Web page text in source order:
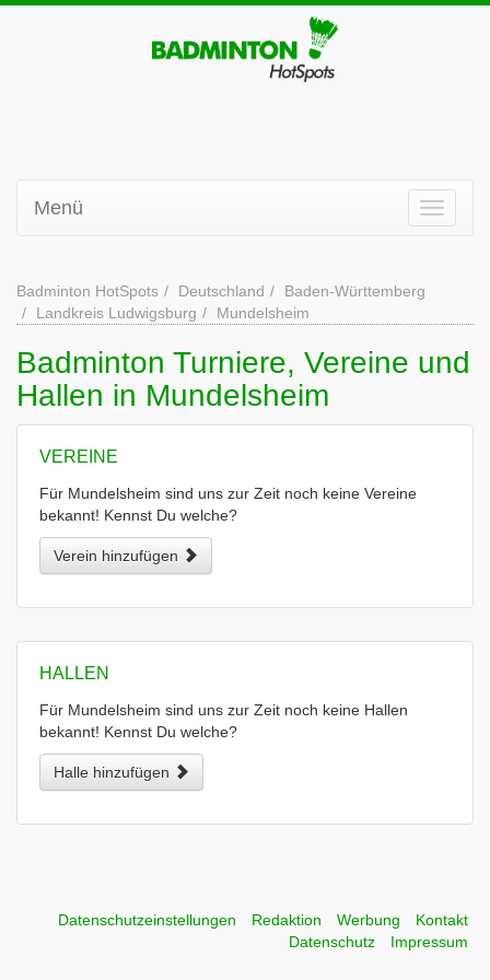
Menü
Badminton HotSpots Deutschland
Baden-Württemberg
Landkreis Ludwigsburg
Mundelsheim
Badminton Turniere, Vereine und
Hallen in Mundelsheim
VEREINE
Für Mundelsheim sind uns zur Zeit noch keine Vereine
bekannt! Kennst Du welche?
Verein hinzufügen
HALLEN
Für Mundelsheim sind uns zur Zeit noch keine Hallen
bekannt! Kennst Du welche?
Halle hinzufügen
Datenschutzeinstellungen Redaktion Werbung
Kontakt
Datenschutz
Impressum